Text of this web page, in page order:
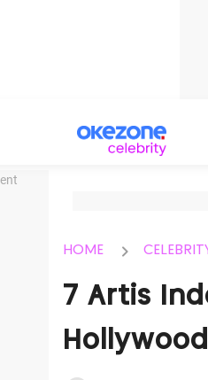
HOME
7 Artis
Hollywood